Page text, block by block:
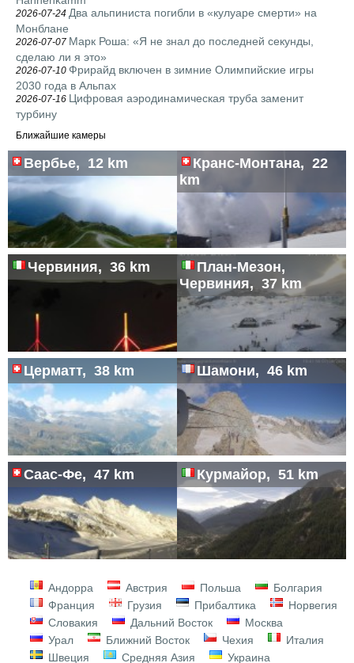
2026-07-24 Два альпиниста погибли в «кулуаре смерти» на
Монблане
2026-07-07 Марк Роша: «Я не знал до последней секунды,
сделаю ли я это»
2026-07-10 Фрирайд включен в зимние Олимпийские игры
2030 года в Альпах
2026-07-16 Цифровая аэродинамическая труба заменит
турбину
Ближайшие камеры
Вербье, 12 km
Кранс-Монтана, 22
km
Червиния, 36 km
План-Мезон,
Червиния, 37 km
Церматт, 38 km Шамони, 46 km
Саас-Фе, 47 km Курмайор, 51 km
Андорра Австрия Польша
Болгария
Франция
Грузия Прибалтика
Норвегия
Словакия
Дальний Восток
Москва
Урал
Ближний Восток Чехия
Италия
Швеция
Средняя Азия Украина